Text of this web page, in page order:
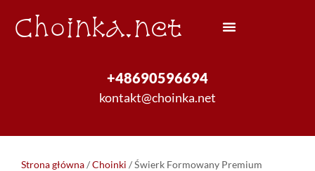
Choinka.net
+48690596694
kontakt@choinka.net
Strona główna/Choinki / Świerk Formowany Premium